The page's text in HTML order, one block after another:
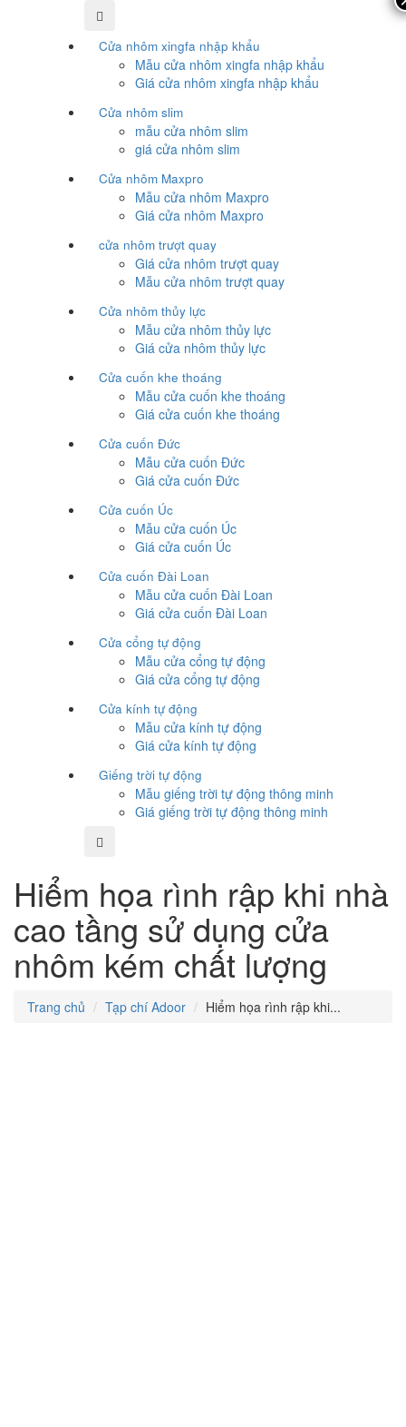
Cửa nhôm xingfa nhập khẩu
Mẫu cửa nhôm xingfa nhập khẩu
Giá cửa nhôm xingfa nhập khẩu
Cửa nhôm slim
mẫu cửa nhôm slim
giá cửa nhôm slim
Cửa nhôm Maxpro
Mẫu cửa nhôm Maxpro
Giá cửa nhôm Maxpro
cửa nhôm trượt quay
Giá cửa nhôm trượt quay
Mẫu cửa nhôm trượt quay
Cửa nhôm thủy lực
Mẫu cửa nhôm thủy lực
Giá cửa nhôm thủy lực
Cửa cuốn khe thoáng
Mẫu cửa cuốn khe thoáng
Giá cửa cuốn khe thoáng
Cửa cuốn Đức
Mẫu cửa cuốn Đức
Giá cửa cuốn Đức
Cửa cuốn Úc
Mẫu cửa cuốn Úc
Giá cửa cuốn Úc
Cửa cuốn Đài Loan
Mẫu cửa cuốn Đài Loan
Giá cửa cuốn Đài Loan
Cửa cổng tự động
Mẫu cửa cổng tự động
Giá cửa cổng tự động
Cửa kính tự động
Mẫu cửa kính tự động
Giá cửa kính tự động
Giếng trời tự động
Mẫu giếng trời tự động thông minh
Giá giếng trời tự động thông minh
Hiểm họa rình rập khi nhà
cao tầng sử dụng cửa
nhôm kém chất lượng
Trang chủ Tạp chí Adoor Hiểm họa rình rập khi...